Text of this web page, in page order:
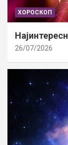
ХОРОСКОП
26/07/2026